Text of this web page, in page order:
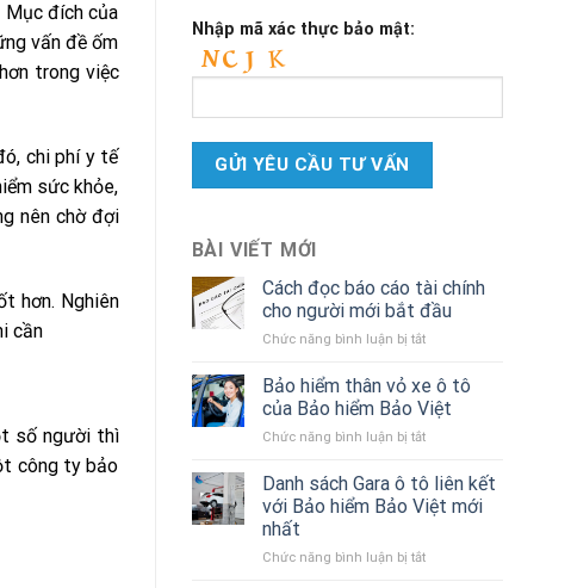
đích của
vấn đề ốm
trong việc
chi phí y tế
sức khỏe,
nên chờ đợi
hơn. Nghiên
cần
số người thì
công ty bảo
Nhập mã xác thực bảo mật:
BÀI VIẾT MỚI
Cách đọc báo cáo tài chính
cho người mới bắt đầu
Chức năng bình luận bị tắtở
đọc
báo
cáo
tài
cho
người
mới
đầu
Bảo hiểm thân vỏ xe ô tô
của Bảo hiểm Bảo Việt
Chức năng bình luận bị tắtở
hiểm
thân
vỏ
ô
Danh sách Gara ô tô liên kết
với Bảo hiểm Bảo Việt mới
nhất
Chức năng bình luận bị tắtở